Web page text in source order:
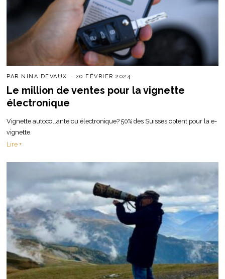
PAR NINA DEVAUX 20 FÉVRIER 2024
Le million de ventes pour la vignette
électronique
Vignette autocollante ou électronique? 50% des Suisses optent pour la e-
vignette.
Lire +